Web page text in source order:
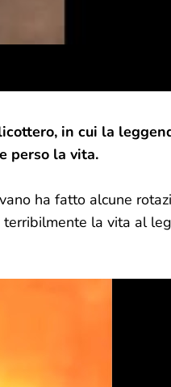
in cui la
perso la vita.
ha fatto alcune
la vita al